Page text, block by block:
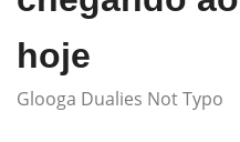
hoje
Glooga Dualies Not Typo